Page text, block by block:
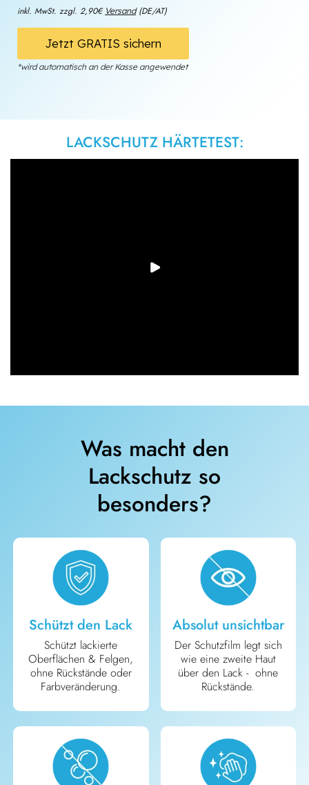
inkl. MwSt. zzgl. 2,90€ Versand(DE/AT)
Jetzt GRATIS sichern
*wird automatisch an der Kasse angewendet
LACKSCHUTZ HÄRTETEST:
Was macht den
Lackschutz so
besonders?
Schützt den Lack
Schützt lackierte
Oberflächen & Felgen,
ohne Rückstände oder
Farbveränderung.
Absolut unsichtbar
Der Schutzfilm legt sich
wie eine zweite Haut
über den Lack - ohne
Rückstände.